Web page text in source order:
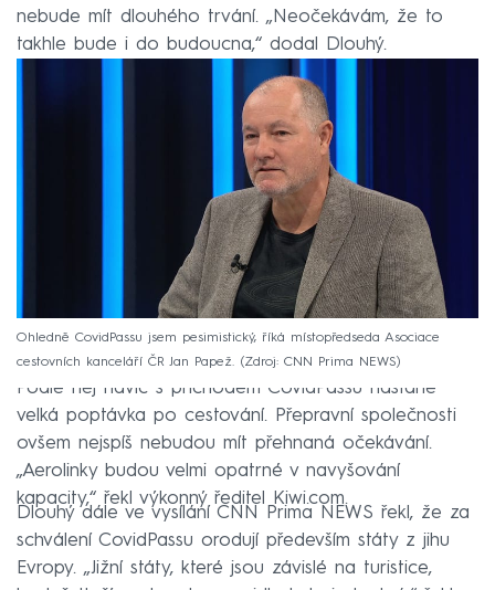
nebude mít dlouhého trvání. „Neočekávám, že to
takhle bude i do budoucna,“ dodal Dlouhý.
Ohledně CovidPassu jsem pesimistický, říká místopředseda Asociace
cestovních kanceláří ČR Jan Papež.
Zdroj: CNN Prima NEWS
Podle něj navíc s příchodem CovidPassu nastane
velká poptávka po cestování. Přepravní společnosti
ovšem nejspíš nebudou mít přehnaná očekávání.
„Aerolinky budou velmi opatrné v navyšování
kapacity,“ řekl výkonný ředitel Kiwi.com.
Dlouhý dále ve vysílání CNN Prima NEWS řekl, že za
schválení CovidPassu orodují především státy z jihu
Evropy. „Jižní státy, které jsou závislé na turistice,